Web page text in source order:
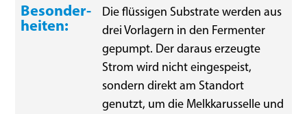
Besonder­
heiten:
Die flüssigen Substrate werden aus
drei Vorlagern in den Fermenter
gepumpt. Der daraus erzeugte
Strom wird nicht eingespeist,
sondern direkt am Standort
genutzt, um die Melkkarusselle und